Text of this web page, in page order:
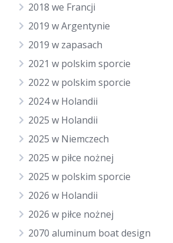
2018 we Francji
2019 w Argentynie
2019 w zapasach
2021 w polskim sporcie
2022 w polskim sporcie
2024 w Holandii
2025 w Holandii
2025 w Niemczech
2025 w piłce nożnej
2025 w polskim sporcie
2026 w Holandii
2026 w piłce nożnej
2070 aluminum boat design